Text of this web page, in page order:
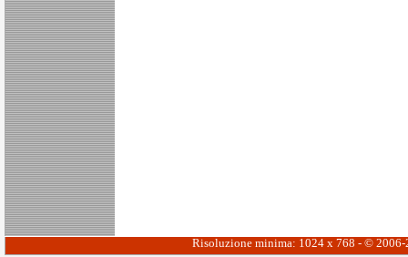
Risoluzione minima: 1024 x 768 - ©